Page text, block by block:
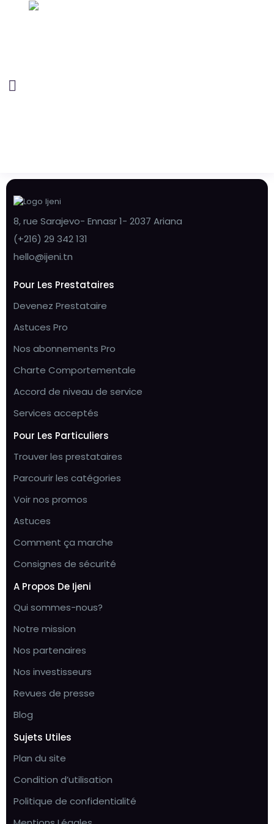
8, rue Sarajevo- Ennasr 1- 2037 Ariana
(+216) 29 342 131
hello@ijeni.tn
Pour Les Prestataires
Devenez Prestataire
Astuces Pro
Nos abonnements Pro
Charte Comportementale
Accord de niveau de service
Services acceptés
Pour Les Particuliers
Trouver les prestataires
Parcourir les catégories
Voir nos promos
Astuces
Comment ça marche
Consignes de sécurité
A Propos De Ijeni
Qui sommes-nous?
Notre mission
Nos partenaires
Nos investisseurs
Revues de presse
Blog
Sujets Utiles
Plan du site
Condition d’utilisation
Politique de confidentialité